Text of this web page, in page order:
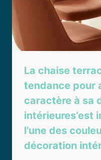
La chaise
tendance pour
caractère à sa
intérieures’est
l’une des
décoration